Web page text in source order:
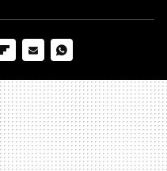
MAIL